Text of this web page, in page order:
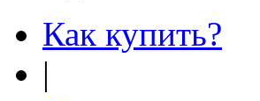
Как купить?
|